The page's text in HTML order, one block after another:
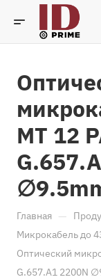
MT 12
Главная —
Микрокабель до
Оптический
G.657.A1 2200N